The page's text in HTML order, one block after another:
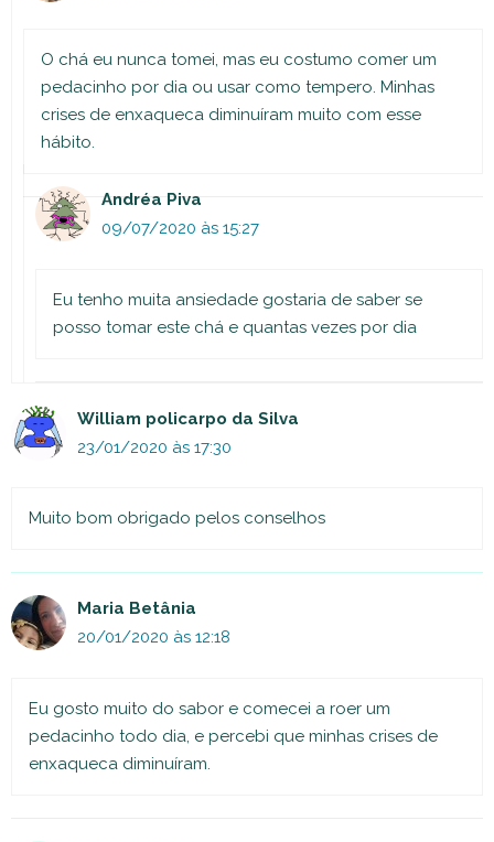
O chá eu nunca tomei, mas eu costumo comer um
pedacinho por dia ou usar como tempero. Minhas
crises de enxaqueca diminuíram muito com esse
hábito.
Andréa Piva
09/07/2020 às 15:27
Eu tenho muita ansiedade gostaria de saber se
posso tomar este chá e quantas vezes por dia
William policarpo da Silva
23/01/2020 às 17:30
Muito bom obrigado pelos conselhos
Maria Betânia
20/01/2020 às 12:18
Eu gosto muito do sabor e comecei a roer um
pedacinho todo dia, e percebi que minhas crises de
enxaqueca diminuíram.